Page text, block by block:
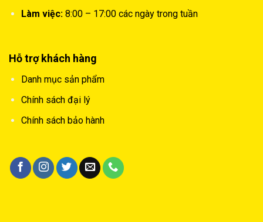
Làm việc:8:00 – 17:00 các ngày trong tuần
Hỗ trợ khách hàng
Danh mục sản phẩm
Chính sách đại lý
Chính sách bảo hành